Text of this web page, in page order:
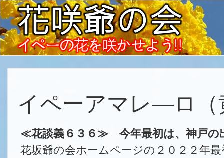
イペーアマレ―ロ（
≪花談義６３６≫ 今年最初は、神戸の
花坂爺の会ホームページの２０２２年